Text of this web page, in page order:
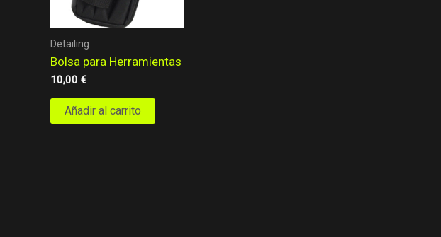
Detailing
Bolsa para Herramientas
10,00 €
Añadir al carrito